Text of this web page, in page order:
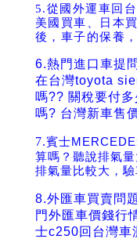
5.從國外運車回
美國買車、日本
後，車子的保養
6.熱門進口車提
在台灣toyota
嗎?? 關稅要付
嗎? 台灣新車售
7.賓士
算嗎？聽說排氣
排氣量比較大，
8.外匯車買賣問
門外匯車價錢行
士c250回台灣車